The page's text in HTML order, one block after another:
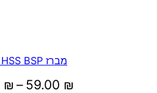
מברז HSS BSP קובלט
59.00 ₪
–
₪